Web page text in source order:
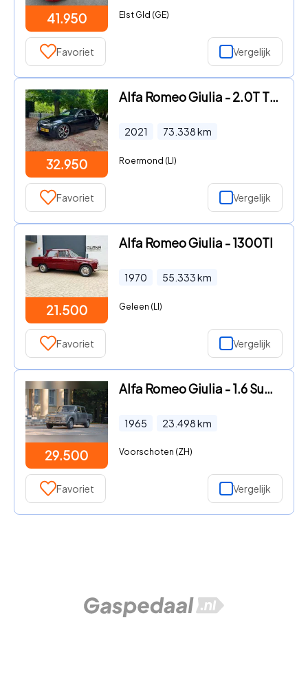
41.950 Elst Gld (GE)
Favoriet Vergelijk
32.950
Alfa Romeo Giulia - 2.0T TI /panorama/carplay/harman Kardon
2021 73.338km
Roermond (LI)
Favoriet Vergelijk
21.500
Alfa Romeo Giulia - 1300TI
1970 55.333km
Geleen (LI)
Favoriet Vergelijk
29.500
Alfa Romeo Giulia - 1.6 Super
1965 23.498km
Voorschoten (ZH)
Favoriet Vergelijk